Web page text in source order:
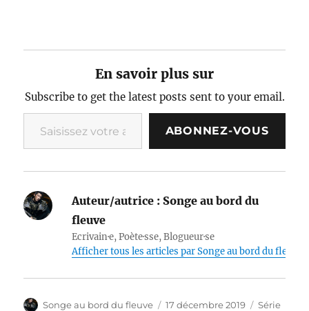
En savoir plus sur
Subscribe to get the latest posts sent to your email.
Saisissez votre adresse e-mail…
ABONNEZ-VOUS
Auteur/autrice : Songe au bord du
fleuve
Ecrivain·e, Poète·sse, Blogueur·se
Afficher tous les articles par Songe au bord du fleuve
Auteur
Songe au bord du fleuve
Publié
17 décembre 2019 Catégories
Série